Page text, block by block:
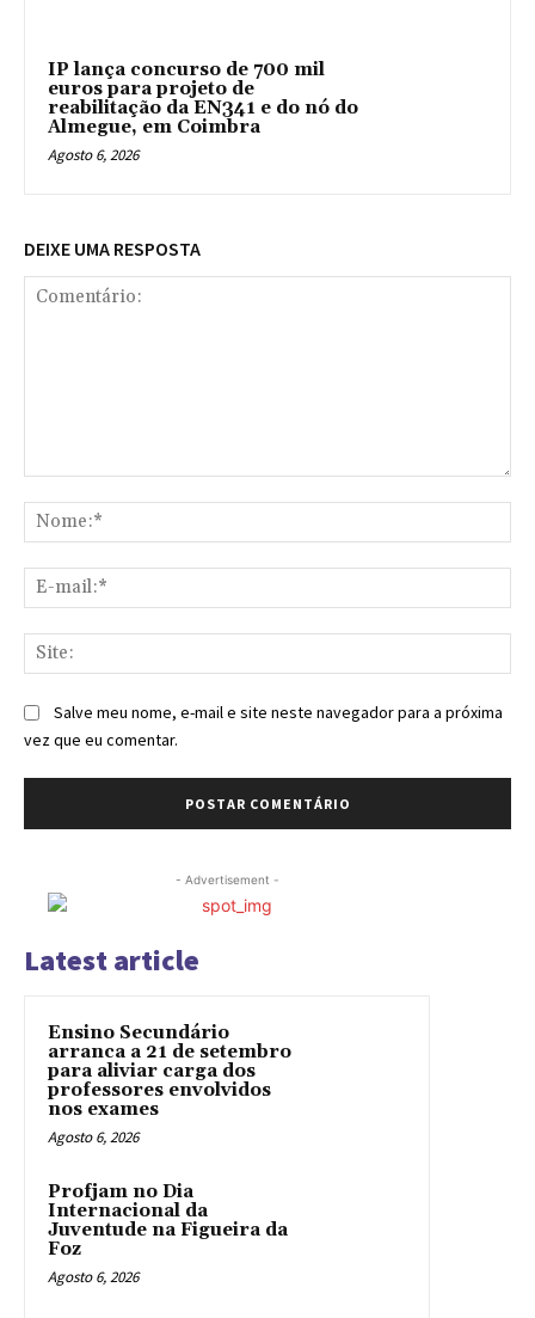
IP lança concurso de 700 mil
euros para projeto de
reabilitação da EN341 e do nó do
Almegue, em Coimbra
Agosto 6, 2026
DEIXE UMA RESPOSTA
Salve meu nome, e-mail e site neste navegador para a próxima
vez que eu comentar.
- Advertisement -
Latest article
Ensino Secundário
arranca a 21 de setembro
para aliviar carga dos
professores envolvidos
nos exames
Agosto 6, 2026
Profjam no Dia
Internacional da
Juventude na Figueira da
Foz
Agosto 6, 2026